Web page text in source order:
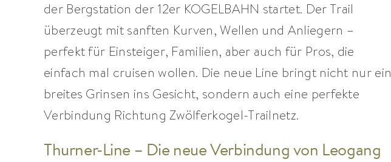
der Bergstation der 12er KOGELBAHN startet. Der Trail
überzeugt mit sanften Kurven, Wellen und Anliegern –
perfekt für Einsteiger, Familien, aber auch für Pros, die
einfach mal cruisen wollen. Die neue Line bringt nicht nur ein
breites Grinsen ins Gesicht, sondern auch eine perfekte
Verbindung Richtung Zwölferkogel-Trailnetz.
Thurner-Line – Die neue Verbindung von Leogang